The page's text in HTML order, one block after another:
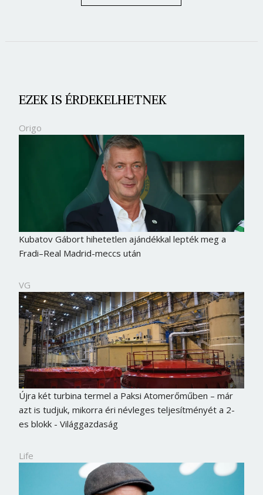
EZEK IS ÉRDEKELHETNEK
Origo
Kubatov Gábort hihetetlen ajándékkal lepték meg a
Fradi–Real Madrid-meccs után
VG
Újra két turbina termel a Paksi Atomerőműben – már
azt is tudjuk, mikorra éri névleges teljesítményét a 2-
es blokk - Világgazdaság
Life